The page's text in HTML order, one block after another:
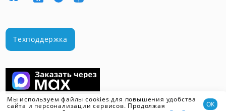
Мы используем файлы cookies для повышения удобства
сайта и персонализации сервисов. Продолжая ОК
Скачать мобильное приложение
Техподдержка